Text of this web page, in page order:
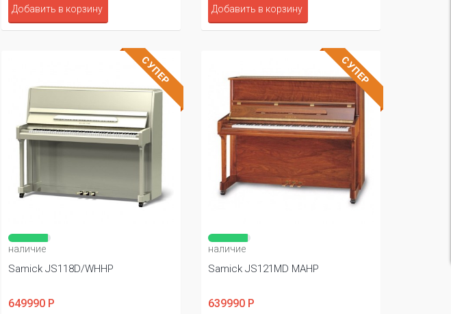
Добавить в корзину Добавить в корзину
СУПЕР
наличие
Samick JS118D/WHHP
649990 Р
СУПЕР
наличие
Samick JS121MD MAHP
639990 Р